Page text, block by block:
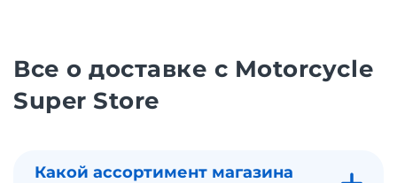
Все о доставке с Motorcycle
Super Store
Какой ассортимент магазина